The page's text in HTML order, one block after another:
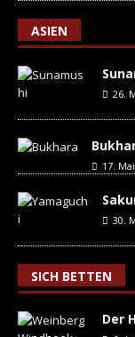
ASIEN
26.
17.
30.
SICH BETTEN
Der